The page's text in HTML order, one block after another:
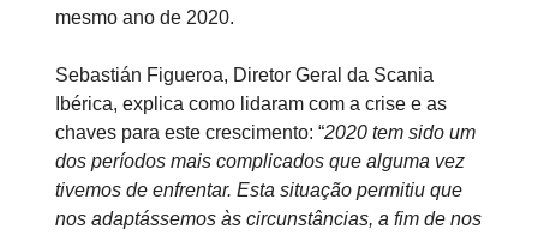
mesmo ano de 2020.
Sebastián Figueroa, Diretor Geral da Scania
Ibérica, explica como lidaram com a crise e as
chaves para este crescimento: “2020 tem sido um
dos períodos mais complicados que alguma vez
tivemos de enfrentar. Esta situação permitiu que
nos adaptássemos às circunstâncias, a fim de nos